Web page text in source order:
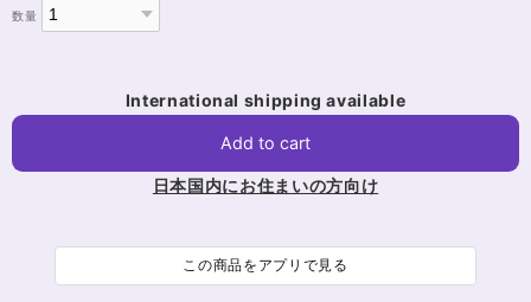
数量
International shipping available
Add to cart
日本国内にお住まいの方向け
この商品をアプリで見る